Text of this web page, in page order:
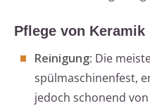
Pflege von Keramik
Reinigung: Die
spülmaschinenfest,
jedoch schonend